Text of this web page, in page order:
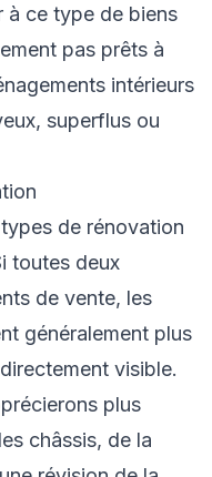
à ce type de biens
pas prêts à
intérieurs
superflus ou
de rénovation
toutes deux
de vente, les
généralement plus
visible.
plus
châssis, de la